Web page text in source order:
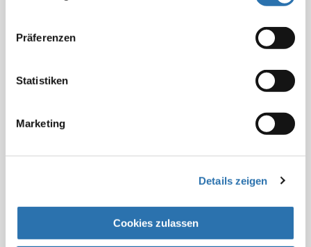
Präferenzen
Statistiken
Marketing
Details zeigen
Cookies zulassen
Altenheim
Schmerztherapeutische Erstanamnese
Spezielle Beratungsleistung nach Nr. 34 GOÄ (II)
GOÄ-Ratgeber